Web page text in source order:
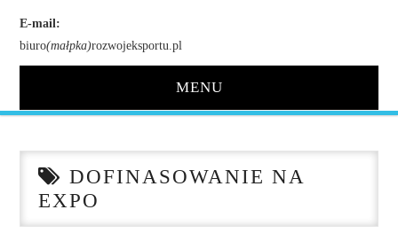
E-mail:
biuro(małpka)rozwojeksportu.pl
MENU
O NASDOFINASOWANIE NA
EXPO